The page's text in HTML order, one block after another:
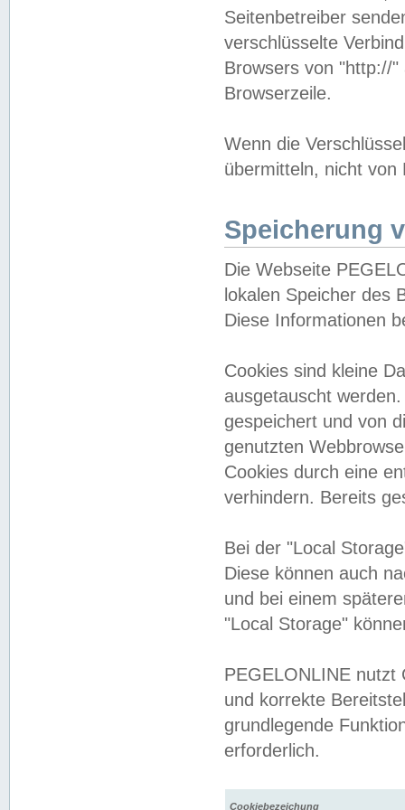
Seitenbetreiber
verschlüsselte
Browsers von "http://
Browserzeile.
Wenn die
übermitteln, nicht von
Speicherung
Die Webseite
lokalen Speicher des
Diese Informationen
Cookies sind kleine
ausgetauscht
gespeichert und von
genutzten
Cookies durch eine
verhindern. Bereits
Bei der "Local
Diese können auch
und bei einem
"Local Storage"
PEGELONLINE nutzt
und korrekte
grundlegende
erforderlich.
Cookiebezeichung